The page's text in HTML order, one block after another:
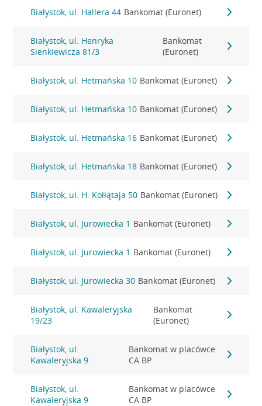
Białystok, ul. Hallera 44 Bankomat (Euronet)
Białystok, ul. Henryka
Sienkiewicza 81/3
Bankomat
(Euronet)
Białystok, ul. Hetmańska 10 Bankomat (Euronet)
Białystok, ul. Hetmańska 10 Bankomat (Euronet)
Białystok, ul. Hetmańska 16 Bankomat (Euronet)
Białystok, ul. Hetmańska 18 Bankomat (Euronet)
Białystok, ul. H. Kołłątaja 50 Bankomat (Euronet)
Białystok, ul. Jurowiecka 1 Bankomat (Euronet)
Białystok, ul. Jurowiecka 1 Bankomat (Euronet)
Białystok, ul. Jurowiecka 30 Bankomat (Euronet)
Białystok, ul. Kawaleryjska
19/23
Bankomat
(Euronet)
Białystok, ul.
Kawaleryjska 9
Bankomat w placówce
CA BP
Białystok, ul.
Kawaleryjska 9
Bankomat w placówce
CA BP